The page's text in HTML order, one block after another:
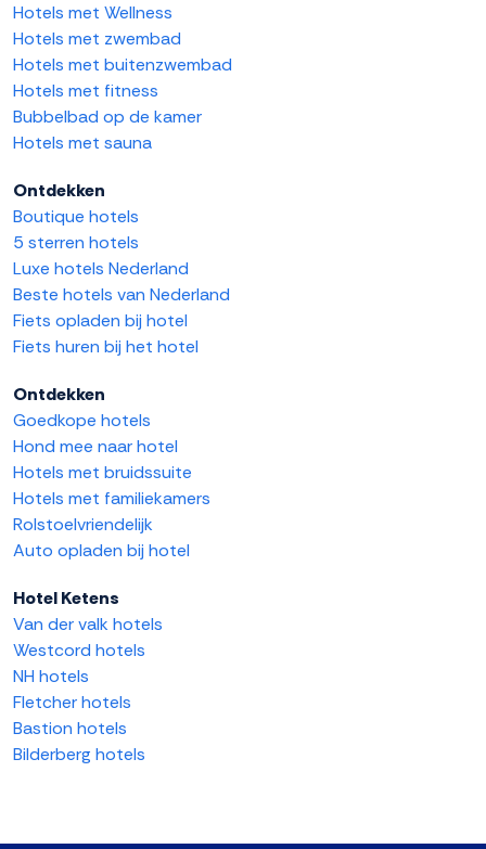
Hotels met Wellness
Hotels met zwembad
Hotels met buitenzwembad
Hotels met fitness
Bubbelbad op de kamer
Hotels met sauna
Ontdekken
Boutique hotels
5 sterren hotels
Luxe hotels Nederland
Beste hotels van Nederland
Fiets opladen bij hotel
Fiets huren bij het hotel
Ontdekken
Goedkope hotels
Hond mee naar hotel
Hotels met bruidssuite
Hotels met familiekamers
Rolstoelvriendelijk
Auto opladen bij hotel
Hotel Ketens
Van der valk hotels
Westcord hotels
NH hotels
Fletcher hotels
Bastion hotels
Bilderberg hotels